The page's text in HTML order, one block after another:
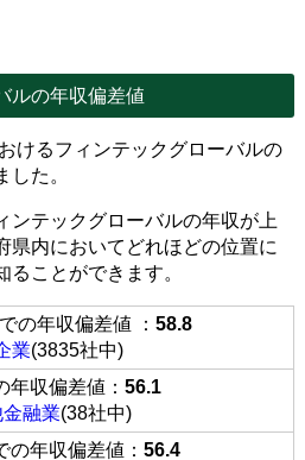
ルの年収偏差値
けるフィンテックグローバルの
た。
ンテックグローバルの年収が上
県内においてどれほどの位置に
ことができます。
の年収偏差値 ：58.8
業(3835社中)
年収偏差値：56.1
融業(38社中)
の年収偏差値：56.4